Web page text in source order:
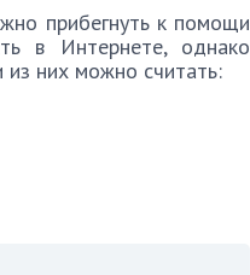
прибегнуть к помощи
в Интернете, однако
них можно считать: